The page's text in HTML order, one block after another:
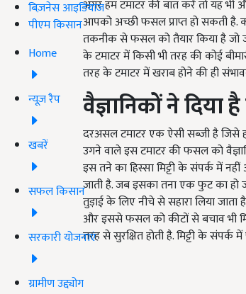
बिज़नेस आइडियाज
पीएम किसान
Home
न्यूज़ रैप
खबरें
सफल किसान
सरकारी योजनाएं
ग्रामीण उद्द्योग
अगर हम टमाटर की बात करें तो यह
आपको अच्छी फसल प्राप्त हो सकती है.
तकनीक से फसल को तैयार किया है जो
के टमाटर में किसी भी तरह की कोई
तरह के टमाटर में खराब होने की ही
वैज्ञानिकों ने दिया
दरअसल टमाटर एक ऐसी सब्जी है जिसे
उगने वाले इस टमाटर की फसल को
इस तने का हिस्सा मिट्टी के संपर्क में
जाती है. जब इसका तना एक फुट का
तुड़ाई के लिए नीचे से सहारा लिया
और इससे फसल को कीटों से बचाव भी
तरह से सुरक्षित होती है. मिट्टी के